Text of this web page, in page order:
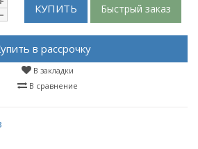
КУПИТЬ Быстрый заказ
в рассрочку
В закладки
В сравнение